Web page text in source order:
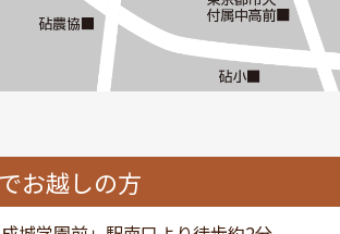
お越しの方